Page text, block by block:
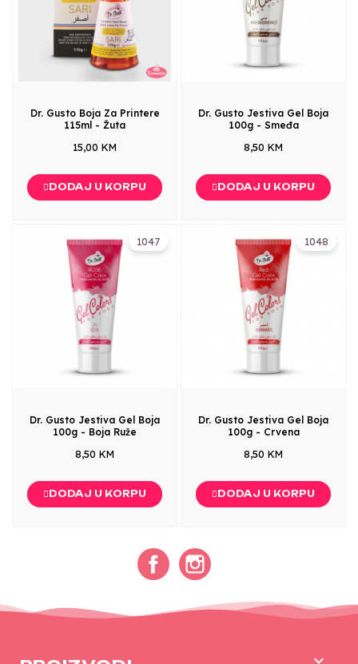
Dr. Gusto Boja Za Printere
115ml - Žuta
15,00 KM
DODAJ U KORPU
Dr. Gusto Jestiva Gel Boja
100g - Smeđa
8,50 KM
DODAJ U KORPU
1047
Dr. Gusto Jestiva Gel Boja
100g - Boja Ruže
8,50 KM
DODAJ U KORPU
1048
Dr. Gusto Jestiva Gel Boja
100g - Crvena
8,50 KM
DODAJ U KORPU
Facebook